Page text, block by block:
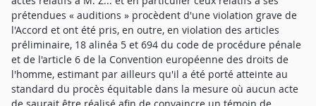
prétendues « auditions » procèdent d'une violation grave de
l'Accord et ont été pris, en outre, en violation des articles
préliminaire, 18 alinéa 5 et 694 du code de procédure pénale
et de l'article 6 de la Convention européenne des droits de
l'homme, estimant par ailleurs qu'il a été porté atteinte au
standard du procès équitable dans la mesure où aucun acte